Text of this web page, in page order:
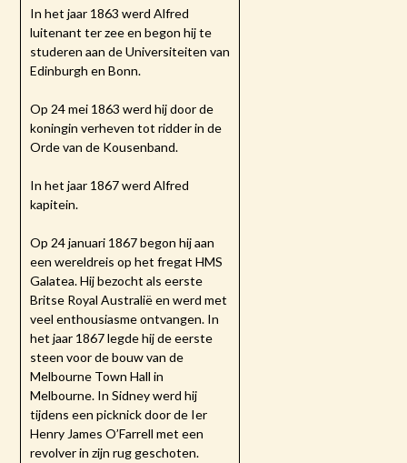
In het jaar 1863 werd Alfred
luitenant ter zee en begon hij te
studeren aan de Universiteiten van
Edinburgh en Bonn.
Op 24 mei 1863 werd hij door de
koningin verheven tot ridder in de
Orde van de Kousenband.
In het jaar 1867 werd Alfred
kapitein.
Op 24 januari 1867 begon hij aan
een wereldreis op het fregat HMS
Galatea. Hij bezocht als eerste
Britse Royal Australië en werd met
veel enthousiasme ontvangen. In
het jaar 1867 legde hij de eerste
steen voor de bouw van de
Melbourne Town Hall in
Melbourne. In Sidney werd hij
tijdens een picknick door de Ier
Henry James O’Farrell met een
revolver in zijn rug geschoten.